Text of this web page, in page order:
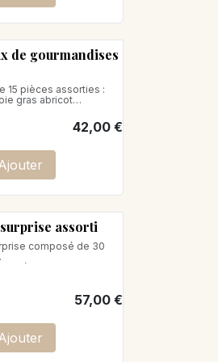
de gourmandises
15 pièces assorties :
gras abricot
céviche, mousse
sablé traiteur, grenade
saumon à l’aneth
Rutland, mousse
des ours, courgette
gel de citron
: 550g
42,00€
uter
assorti
composé de 30
fumé
vieux comté
de truite, poireau et
780g
57,00€
uter